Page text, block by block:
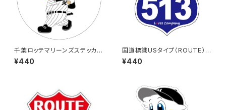
千葉ロッテマリーンズステッカー
8
¥440
国道標識USタイプ（ROUTE）ス
テッカー 513号線
¥440